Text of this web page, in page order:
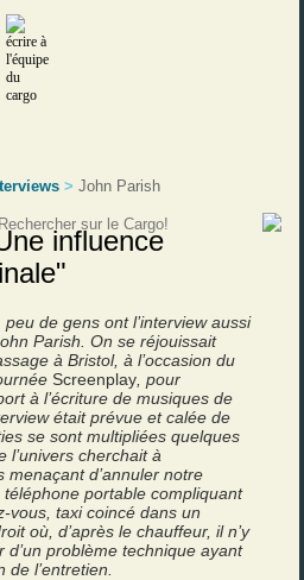
>John Parish
influence
peu de gens ont l’interview aussi
Parish. On se réjouissait
à Bristol, à l’occasion du
Screenplay , pour
à l’écriture de musiques de
était prévue et calée de
se sont multipliées quelques
l’univers cherchait à
menaçant d’annuler notre
portable compliquant
vous, taxi coincé dans un
où, d’après le chauffeur, il n’y
d’un problème technique ayant
l’entretien.